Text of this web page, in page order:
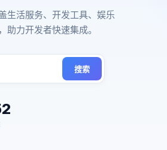
生活服务、开发工具、娱乐
力开发者快速集成。
搜索